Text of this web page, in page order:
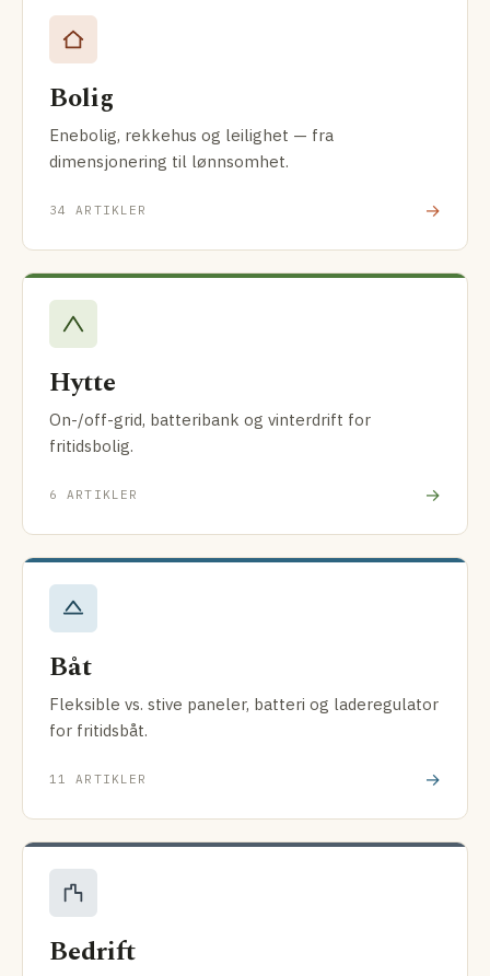
Bolig
Enebolig, rekkehus og leilighet — fra
dimensjonering til lønnsomhet.
34 ARTIKLER →
Hytte
On-/off-grid, batteribank og vinterdrift for
fritidsbolig.
6 ARTIKLER →
Båt
Fleksible vs. stive paneler, batteri og laderegulator
for fritidsbåt.
11 ARTIKLER →
Bedrift